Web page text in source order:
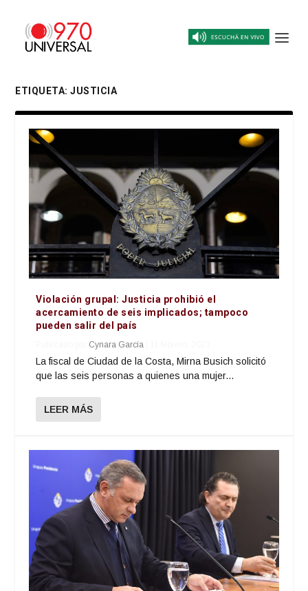
ETIQUETA:JUSTICIA
Violación grupal: Justicia prohibió el
acercamiento de seis implicados; tampoco
pueden salir del país
Cynara García
La fiscal de Ciudad de la Costa, Mirna Busich solicitó
que las seis personas a quienes una mujer...
LEER MÁS